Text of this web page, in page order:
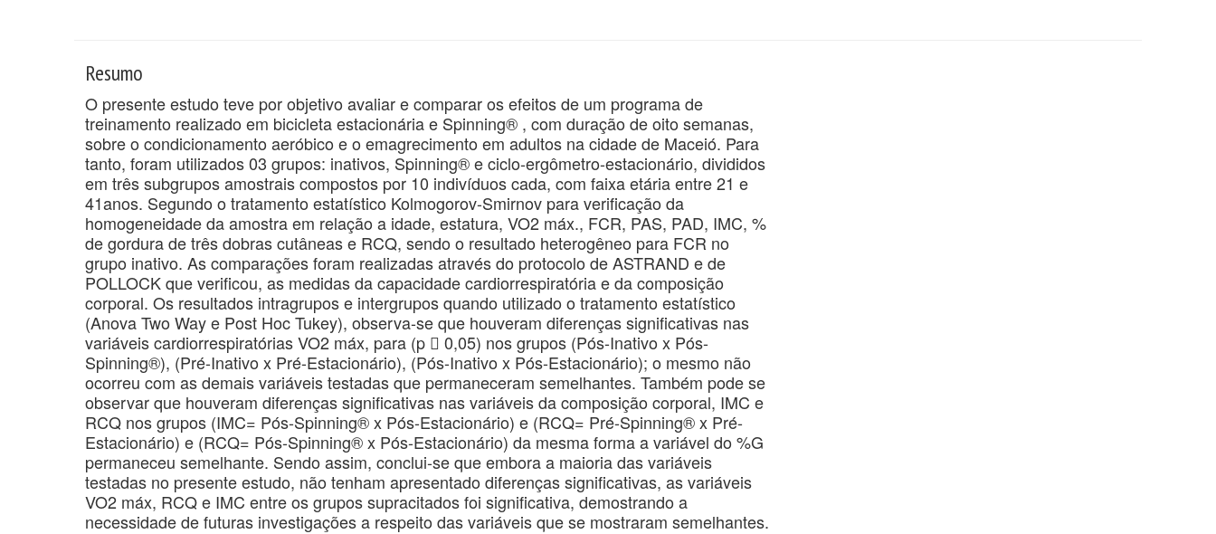
Resumo
O presente estudo teve por objetivo avaliar e comparar os efeitos de um programa de
treinamento realizado em bicicleta estacionária e Spinning® , com duração de oito semanas,
sobre o condicionamento aeróbico e o emagrecimento em adultos na cidade de Maceió. Para
tanto, foram utilizados 03 grupos: inativos, Spinning® e ciclo-ergômetro-estacionário, divididos
em três subgrupos amostrais compostos por 10 indivíduos cada, com faixa etária entre 21 e
41anos. Segundo o tratamento estatístico Kolmogorov-Smirnov para verificação da
homogeneidade da amostra em relação a idade, estatura, VO2 máx., FCR, PAS, PAD, IMC, %
de gordura de três dobras cutâneas e RCQ, sendo o resultado heterogêneo para FCR no
grupo inativo. As comparações foram realizadas através do protocolo de ASTRAND e de
POLLOCK que verificou, as medidas da capacidade cardiorrespiratória e da composição
corporal. Os resultados intragrupos e intergrupos quando utilizado o tratamento estatístico
(Anova Two Way e Post Hoc Tukey), observa-se que houveram diferenças significativas nas
variáveis cardiorrespiratórias VO2 máx, para (p  0,05) nos grupos (Pós-Inativo x Pós-
Spinning®), (Pré-Inativo x Pré-Estacionário), (Pós-Inativo x Pós-Estacionário); o mesmo não
ocorreu com as demais variáveis testadas que permaneceram semelhantes. Também pode se
observar que houveram diferenças significativas nas variáveis da composição corporal, IMC e
RCQ nos grupos (IMC= Pós-Spinning® x Pós-Estacionário) e (RCQ= Pré-Spinning® x Pré-
Estacionário) e (RCQ= Pós-Spinning® x Pós-Estacionário) da mesma forma a variável do %G
permaneceu semelhante. Sendo assim, conclui-se que embora a maioria das variáveis
testadas no presente estudo, não tenham apresentado diferenças significativas, as variáveis
VO2 máx, RCQ e IMC entre os grupos supracitados foi significativa, demostrando a
necessidade de futuras investigações a respeito das variáveis que se mostraram semelhantes.